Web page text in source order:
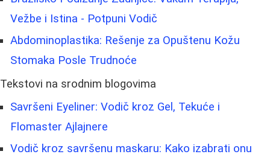
Vežbe i Istina - Potpuni Vodič
Abdominoplastika: Rešenje za Opuštenu Kožu
Stomaka Posle Trudnoće
Tekstovi na srodnim blogovima
Savršeni Eyeliner: Vodič kroz Gel, Tekuće i
Flomaster Ajlajnere
Vodič kroz savršenu maskaru: Kako izabrati onu